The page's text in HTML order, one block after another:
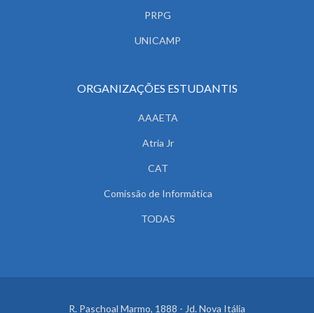
PRPG
UNICAMP
ORGANIZAÇÕES ESTUDANTIS
AAAETA
Atria Jr
CAT
Comissão de Informática
TODAS
R. Paschoal Marmo, 1888 - Jd. Nova Itália